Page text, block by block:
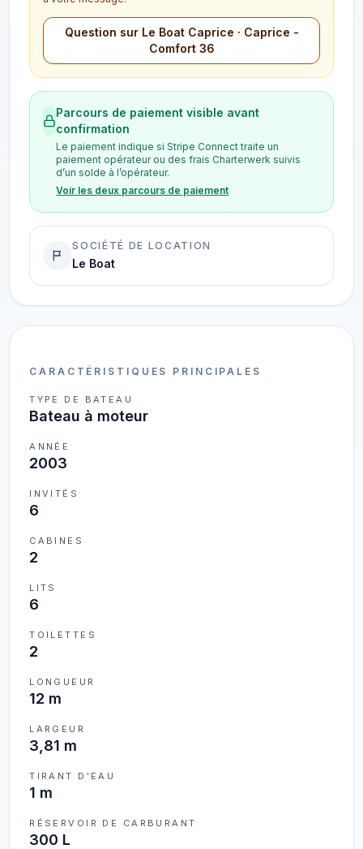
CARACTÉRISTIQUES PRINCIPALES
TYPE DE BATEAU
Bateau à moteur
ANNÉE
2003
INVITÉS
6
CABINES
2
LITS
6
TOILETTES
2
LONGUEUR
12 m
LARGEUR
3,81 m
TIRANT D'EAU
1 m
RÉSERVOIR DE CARBURANT
300 L
Question sur Le Boat Caprice · Caprice -
Comfort 36
Parcours de paiement visible avant
confirmation
Le paiement indique si Stripe Connect traite un
paiement opérateur ou des frais Charterwerk suivis
d’un solde à l’opérateur.
Voir les deux parcours de paiement
SOCIÉTÉ DE LOCATION
Le Boat